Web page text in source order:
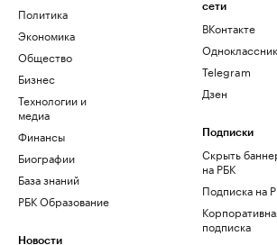
Политика
Экономика
Общество
Бизнес
Технологии и
медиа
Финансы
Биографии
База знаний
РБК Образование
Новости
сети
ВКонтакте
Telegram
Дзен
Подписки
Скрыть
на РБК
Подписка на
подписка